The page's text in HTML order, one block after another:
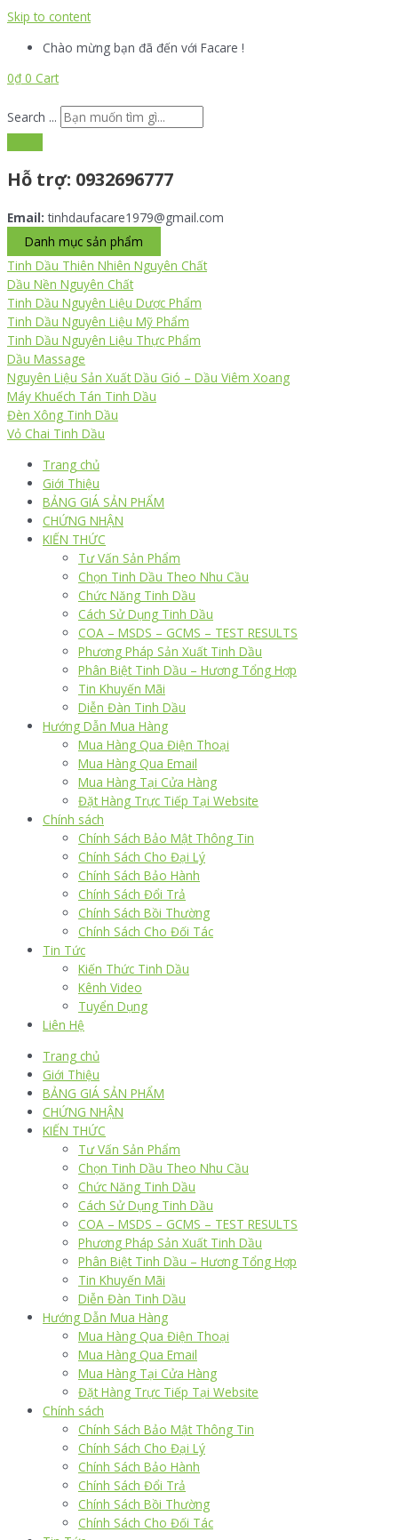
Skip to content
Chào mừng bạn đã đến với Facare !
0₫ 0 Cart
Search ...
Hỗ trợ: 0932696777
Email: tinhdaufacare1979@gmail.com
Danh mục sản phẩm
Tinh Dầu Thiên Nhiên Nguyên Chất
Dầu Nền Nguyên Chất
Tinh Dầu Nguyên Liệu Dược Phẩm
Tinh Dầu Nguyên Liệu Mỹ Phẩm
Tinh Dầu Nguyên Liệu Thực Phẩm
Dầu Massage
Nguyên Liệu Sản Xuất Dầu Gió – Dầu Viêm Xoang
Máy Khuếch Tán Tinh Dầu
Đèn Xông Tinh Dầu
Vỏ Chai Tinh Dầu
Trang chủ
Giới Thiệu
BẢNG GIÁ SẢN PHẨM
CHỨNG NHẬN
KIẾN THỨC
Tư Vấn Sản Phẩm
Chọn Tinh Dầu Theo Nhu Cầu
Chức Năng Tinh Dầu
Cách Sử Dụng Tinh Dầu
COA – MSDS – GCMS – TEST RESULTS
Phương Pháp Sản Xuất Tinh Dầu
Phân Biệt Tinh Dầu – Hương Tổng Hợp
Tin Khuyến Mãi
Diễn Đàn Tinh Dầu
Hướng Dẫn Mua Hàng
Mua Hàng Qua Điện Thoại
Mua Hàng Qua Email
Mua Hàng Tại Cửa Hàng
Đặt Hàng Trực Tiếp Tại Website
Chính sách
Chính Sách Bảo Mật Thông Tin
Chính Sách Cho Đại Lý
Chính Sách Bảo Hành
Chính Sách Đổi Trả
Chính Sách Bồi Thường
Chính Sách Cho Đối Tác
Tin Tức
Kiến Thức Tinh Dầu
Kênh Video
Tuyển Dụng
Liên Hệ
Trang chủ
Giới Thiệu
BẢNG GIÁ SẢN PHẨM
CHỨNG NHẬN
KIẾN THỨC
Tư Vấn Sản Phẩm
Chọn Tinh Dầu Theo Nhu Cầu
Chức Năng Tinh Dầu
Cách Sử Dụng Tinh Dầu
COA – MSDS – GCMS – TEST RESULTS
Phương Pháp Sản Xuất Tinh Dầu
Phân Biệt Tinh Dầu – Hương Tổng Hợp
Tin Khuyến Mãi
Diễn Đàn Tinh Dầu
Hướng Dẫn Mua Hàng
Mua Hàng Qua Điện Thoại
Mua Hàng Qua Email
Mua Hàng Tại Cửa Hàng
Đặt Hàng Trực Tiếp Tại Website
Chính sách
Chính Sách Bảo Mật Thông Tin
Chính Sách Cho Đại Lý
Chính Sách Bảo Hành
Chính Sách Đổi Trả
Chính Sách Bồi Thường
Chính Sách Cho Đối Tác